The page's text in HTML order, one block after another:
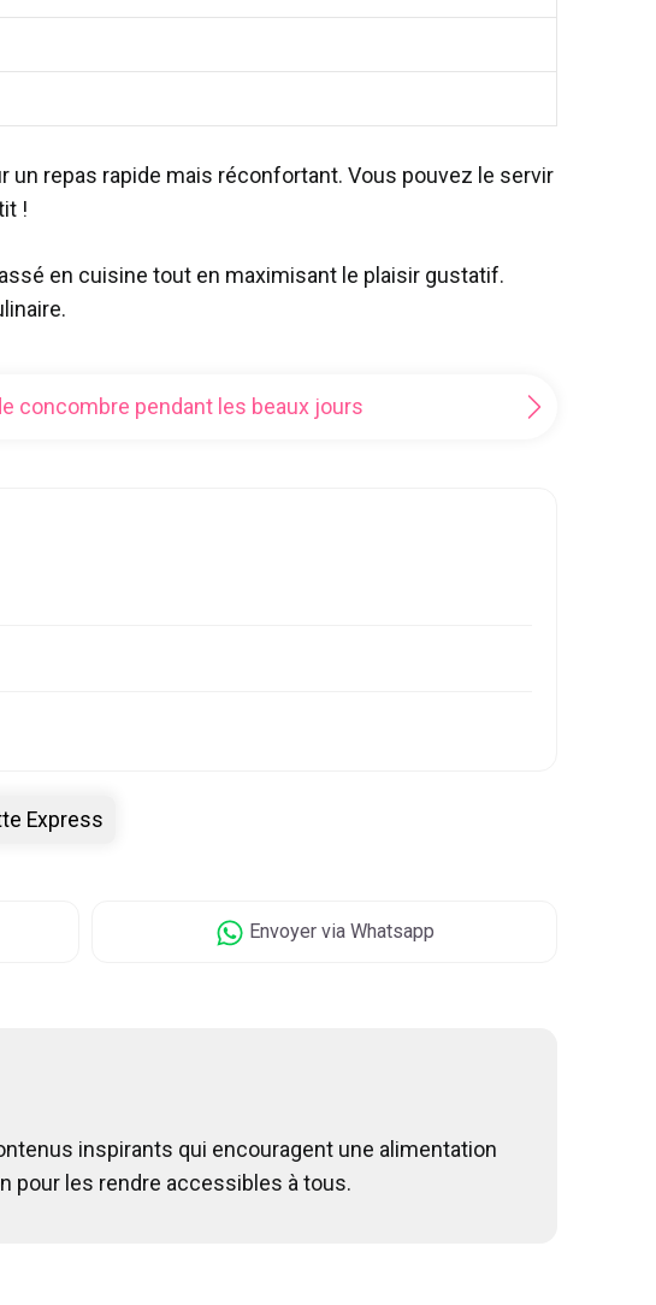
repas rapide mais réconfortant. Vous pouvez le servir
!
en cuisine tout en maximisant le plaisir gustatif.
concombre pendant les beaux jours
Express
Envoyervia Whatsapp
inspirants qui encouragent une alimentation
pour les rendre accessibles à tous.